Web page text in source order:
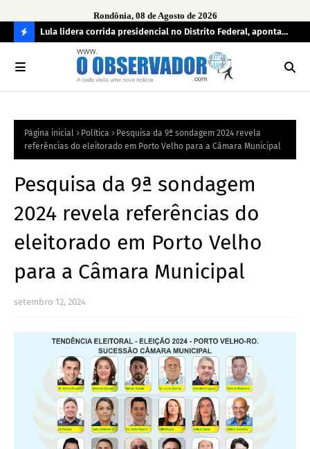
Rondônia, 08 de Agosto de 2026
O
R
Lula lidera corrida presidencial no Distrito Federal, aponta
pesquisa; Flávio Bolsonaro aparece em segundo
Página inicial Política
Pesquisa da 9ª sondagem 2024 revela
referências do eleitorado em Porto Velho para a Câmara Municipal
Pesquisa da 9ª sondagem
2024 revela referências do
eleitorado em Porto Velho
para a Câmara Municipal
setembro 12, 2024